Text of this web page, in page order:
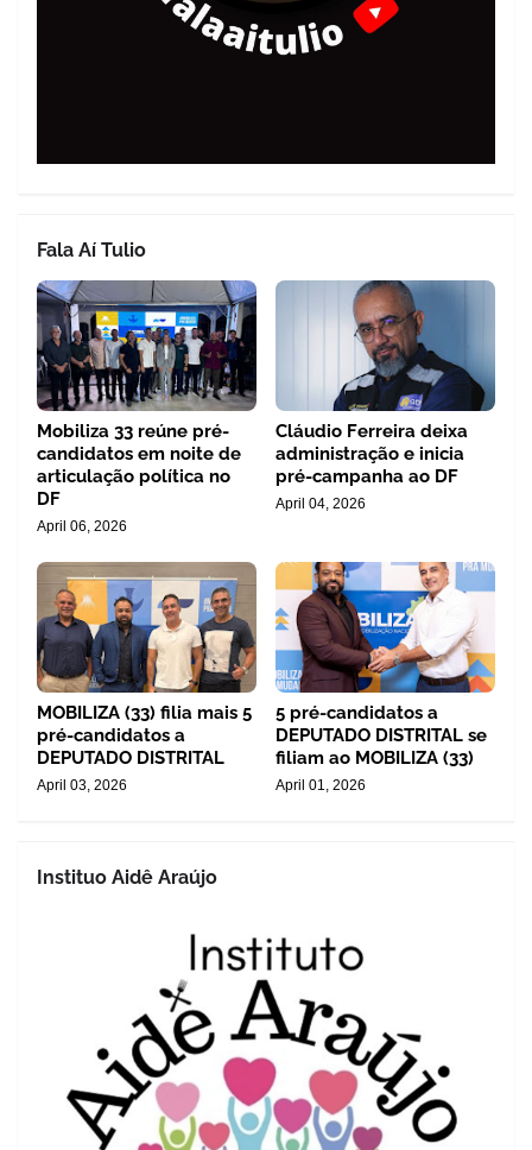
Fala Aí Tulio
Mobiliza 33 reúne pré-
candidatos em noite de
articulação política no
DF
April 06, 2026
Cláudio Ferreira deixa
administração e inicia
pré-campanha ao DF
April 04, 2026
MOBILIZA (33) filia mais 5
pré-candidatos a
DEPUTADO DISTRITAL
April 03, 2026
5 pré-candidatos a
DEPUTADO DISTRITAL se
filiam ao MOBILIZA (33)
April 01, 2026
Instituo Aidê Araújo